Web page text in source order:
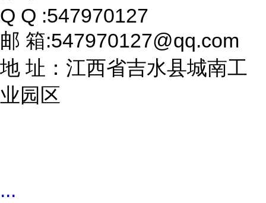
Q Q :547970127
邮 箱:547970127@qq.com
地 址：江西省吉水县城南工
业园区
...